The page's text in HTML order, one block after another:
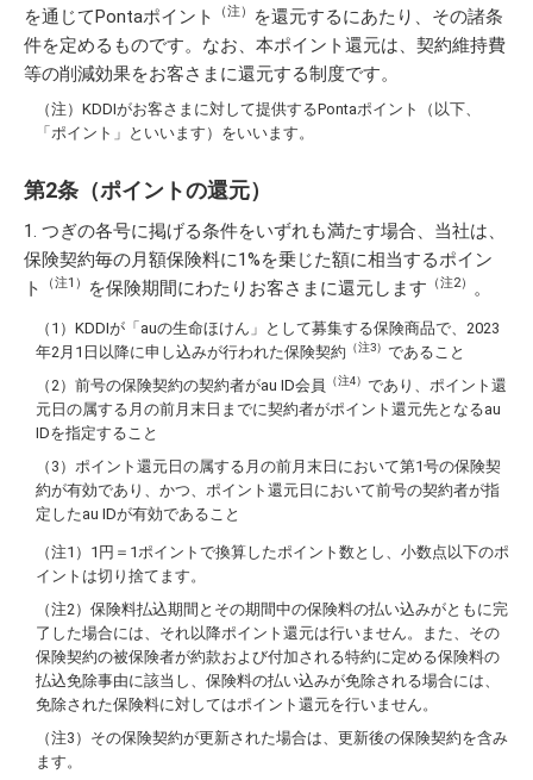
を通じてPontaポイント
（注）
を還元するにあたり、その諸条
件を定めるものです。なお、本ポイント還元は、契約維持費
等の削減効果をお客さまに還元する制度です。
（注）KDDIがお客さまに対して提供するPontaポイント（以下、
「ポイント」といいます）をいいます。
第2条（ポイントの還元）
つぎの各号に掲げる条件をいずれも満たす場合、当社は、
保険契約毎の月額保険料に1%を乗じた額に相当するポイン
ト
（注1） を保険期間にわたりお客さまに還元します （注2） 。
KDDIが「auの生命ほけん」として募集する保険商品で、2023
年2月1日以降に申し込みが行われた保険契約 （注3） であること
前号の保険契約の契約者がau ID会員
（注4） であり、ポイント還
元日の属する月の前月末日までに契約者がポイント還元先となるau
IDを指定すること
ポイント還元日の属する月の前月末日において第1号の保険契
約が有効であり、かつ、ポイント還元日において前号の契約者が指
定したau IDが有効であること
1円＝1ポイントで換算したポイント数とし、小数点以下のポ
イントは切り捨てます。
保険料払込期間とその期間中の保険料の払い込みがともに完
了した場合には、それ以降ポイント還元は行いません。また、その
保険契約の被保険者が約款および付加される特約に定める保険料の
払込免除事由に該当し、保険料の払い込みが免除される場合には、
免除された保険料に対してはポイント還元を行いません。
その保険契約が更新された場合は、更新後の保険契約を含み
ます。